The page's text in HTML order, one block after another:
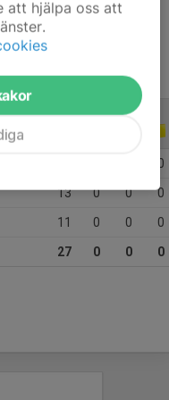
0
13 0 0 0
11 0 0 0
27 0 0 0
att hjälpa oss att